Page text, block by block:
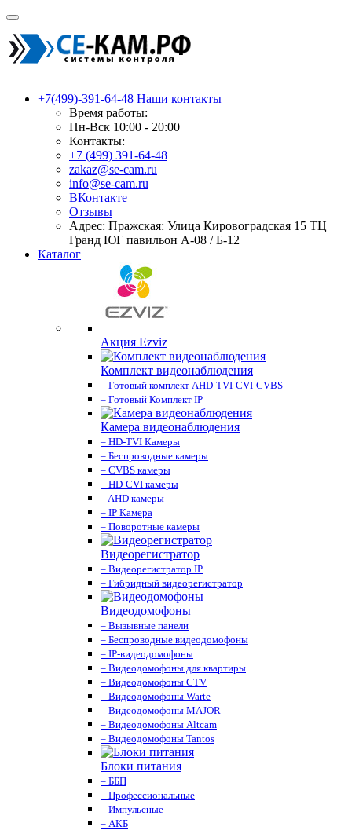
+7(499)-391-64-48 Наши контакты
Время работы:
Пн-Вск 10:00 - 20:00
Контакты:
+7 (499) 391-64-48
zakaz@se-cam.ru
info@se-cam.ru
ВКонтакте
Отзывы
Адрес: Пражская: Улица Кировоградская 15 ТЦ
Гранд ЮГ павильон А-08 / Б-12
Каталог
Акция Ezviz
Комплект видеонаблюдения
– Готовый комплект AHD-TVI-CVI-CVBS
– Готовый Комплект IP
Камера видеонаблюдения
– HD-TVI Камеры
– Беспроводные камеры
– CVBS камеры
– HD-CVI камеры
– AHD камеры
– IP Камера
– Поворотные камеры
Видеорегистратор
– Видеорегистратор IP
– Гибридный видеорегистратор
Видеодомофоны
– Вызывные панели
– Беспроводные видеодомофоны
– IP-видеодомофоны
– Видеодомофоны для квартиры
– Видеодомофоны CTV
– Видеодомофоны Warte
– Видеодомофоны MAJOR
– Видеодомофоны Altcam
– Видеодомофоны Tantos
Блоки питания
– ББП
– Профессиональные
– Импульсные
– АКБ